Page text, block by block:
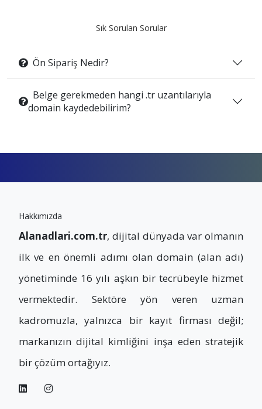
Sık Sorulan Sorular
Ön Sipariş Nedir?
Belge gerekmeden hangi .tr uzantılarıyla
domain kaydedebilirim?
Hakkımızda
Alanadlari.com.tr, dijital dünyada var olmanın
ilk ve en önemli adımı olan domain (alan adı)
yönetiminde 16 yılı aşkın bir tecrübeyle hizmet
vermektedir. Sektöre yön veren uzman
kadromuzla, yalnızca bir kayıt firması değil;
markanızın dijital kimliğini inşa eden stratejik
bir çözüm ortağıyız.